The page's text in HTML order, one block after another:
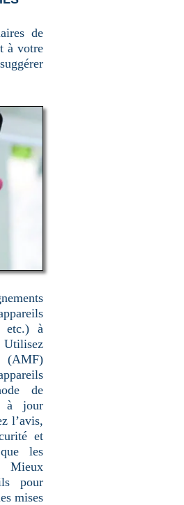
de
à votre
etc.) à
Utilisez
(AMF)
de
à jour
l’avis,
et
les
Mieux
pour
mises